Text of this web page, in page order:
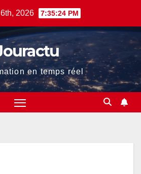
2026 7:35:25 PM
en temps réel